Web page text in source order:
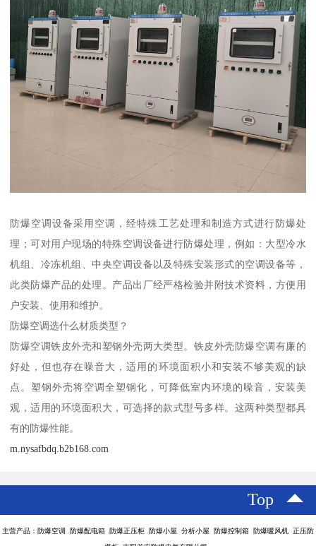
防爆空调设备采用空调，经特殊工艺处理和制造方式进行防爆处
理；可对用户现场的特殊空调设备进行防爆处理，例如：大型冷水
机组、冷冻机组、中央空调设备以及特殊安装形式的空调设备等，
此类防爆产品的处理。产品出厂经严格检验并附技术资料，方便用
户安装、使用和维护。
防爆空调选什么材质类型？
防爆空调铁皮外壳和塑钢外壳两大类型。铁皮外壳防爆空调有廉的
好处，但也存在噪音大，适用的环境面积小和安装不够美观的缺
点。塑钢外壳将空调全塑钢化，可降低室内环境的噪音，安装美
观，适用的环境面积大，可选择的款式型号多样。这两种类型都具
有的防爆性能。
m.nysafbdq.b2b168.com
Top
主营产品：防爆空调 防爆配电箱 防爆正压柜 防爆小屋 分析小屋 防爆控制箱 防爆暖风机 正压防